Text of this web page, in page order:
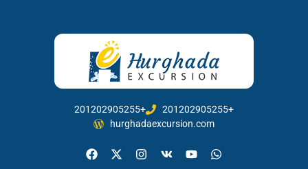
201202905255+
201202905255+
hurghadaexcursion.com